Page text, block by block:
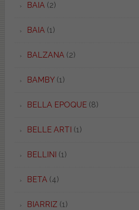
BAIA(2)
BAIA(1)
BALZANA(2)
BAMBY(1)
BELLA EPOQUE(8)
BELLE ARTI (1)
BELLINI (1)
BETA(4)
BIARRIZ (1)